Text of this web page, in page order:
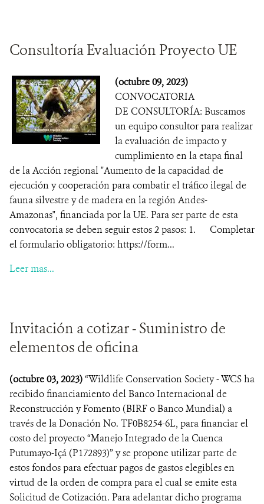
Consultoría Evaluación Proyecto UE
(octubre 09, 2023)
CONVOCATORIA
DE CONSULTORÍA: Buscamos
un equipo consultor para realizar
la evaluación de impacto y
cumplimiento en la etapa final
de la Acción regional "Aumento de la capacidad de
ejecución y cooperación para combatir el tráfico ilegal de
fauna silvestre y de madera en la región Andes-
Amazonas", financiada por la UE. Para ser parte de esta
convocatoria se deben seguir estos 2 pasos: 1. Completar
el formulario obligatorio: https://form...
Leer mas...
Invitación a cotizar - Suministro de
elementos de oficina
(octubre 03, 2023)“Wildlife Conservation Society - WCS ha
recibido financiamiento del Banco Internacional de
Reconstrucción y Fomento (BIRF o Banco Mundial) a
través de la Donación No. TF0B8254-6L, para financiar el
costo del proyecto “Manejo Integrado de la Cuenca
Putumayo-Içá (P172893)” y se propone utilizar parte de
estos fondos para efectuar pagos de gastos elegibles en
virtud de la orden de compra para el cual se emite esta
Solicitud de Cotización. Para adelantar dicho programa